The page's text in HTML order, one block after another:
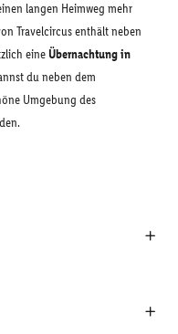
langen Heimweg mehr
Travelcircus enthält neben
eine Übernachtung in
du neben dem
Umgebung des